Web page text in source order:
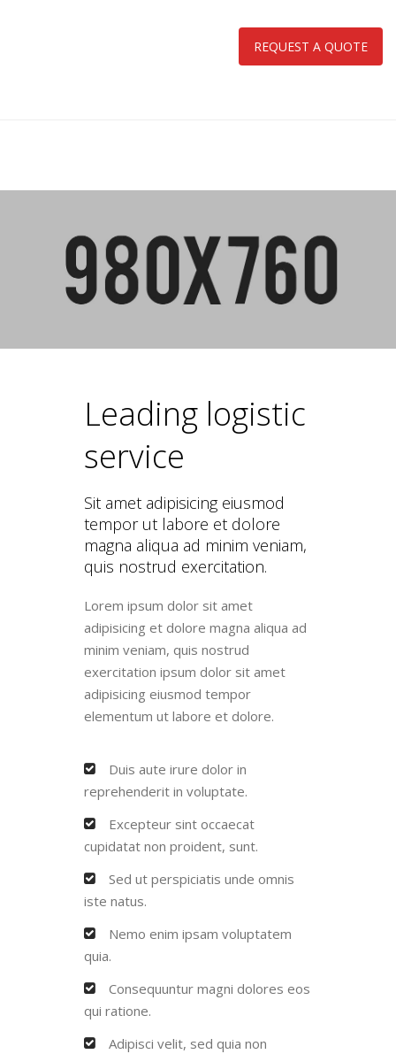
REQUEST A QUOTE
Leading logistic
service
Sit amet adipisicing eiusmod
tempor ut labore et dolore
magna aliqua ad minim veniam,
quis nostrud exercitation.
Lorem ipsum dolor sit amet
adipisicing et dolore magna aliqua ad
minim veniam, quis nostrud
exercitation ipsum dolor sit amet
adipisicing eiusmod tempor
elementum ut labore et dolore.
Duis aute irure dolor in
reprehenderit in voluptate.
Excepteur sint occaecat
cupidatat non proident, sunt.
Sed ut perspiciatis unde omnis
iste natus.
Nemo enim ipsam voluptatem
quia.
Consequuntur magni dolores eos
qui ratione.
Adipisci velit, sed quia non